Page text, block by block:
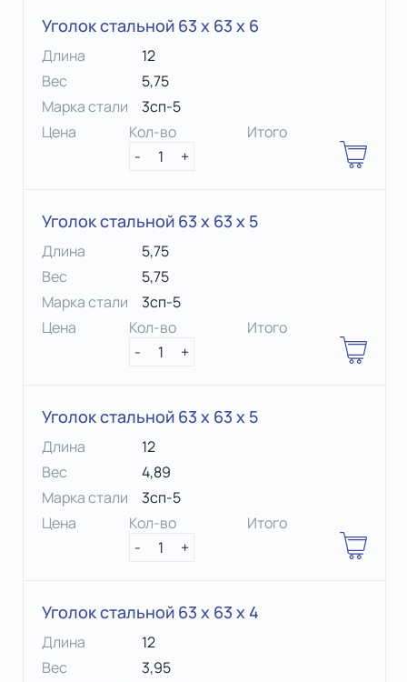
Уголок стальной 63 х 63 x 6
Длина
12
Вес
5,75
Марка стали
3сп-5
Цена
Кол-во
-
1 +
Итого
Уголок стальной 63 х 63 x 5
Длина
5,75
Вес
5,75
Марка стали
3сп-5
Цена
Кол-во
-
1 +
Итого
Уголок стальной 63 х 63 x 5
Длина
12
Вес
4,89
Марка стали
3сп-5
Цена
Кол-во
-
1 +
Итого
Уголок стальной 63 х 63 x 4
Длина
12
Вес
3,95